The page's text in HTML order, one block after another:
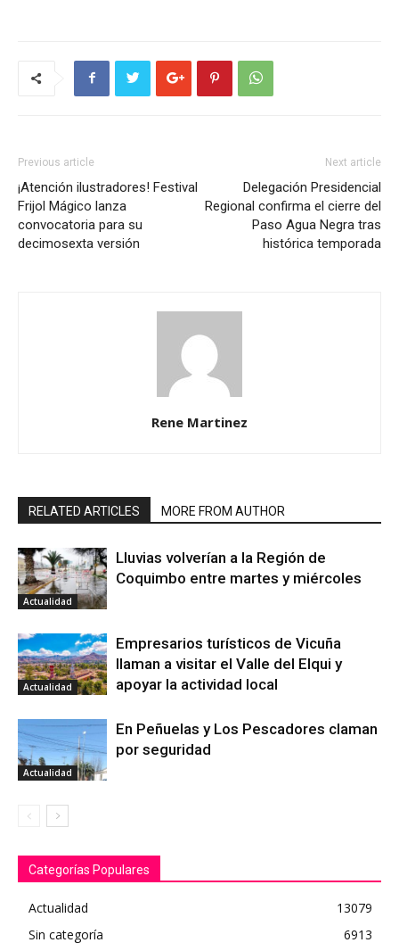
Previous article
¡Atención ilustradores! Festival
Frijol Mágico lanza
convocatoria para su
decimosexta versión
Next article
Delegación Presidencial
Regional confirma el cierre del
Paso Agua Negra tras
histórica temporada
Rene Martinez
RELATED ARTICLES MORE FROM AUTHOR
Actualidad
Lluvias volverían a la Región de
Coquimbo entre martes y miércoles
Actualidad
Empresarios turísticos de Vicuña
llaman a visitar el Valle del Elqui y
apoyar la actividad local
Actualidad
En Peñuelas y Los Pescadores claman
por seguridad
Categorías Populares
Actualidad
13079
Sin categoría
6913